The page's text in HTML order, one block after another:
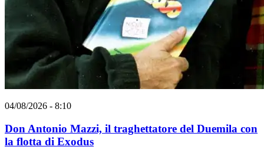
04/08/2026 - 8:10
Don Antonio Mazzi, il traghettatore del Duemila con
la flotta di Exodus